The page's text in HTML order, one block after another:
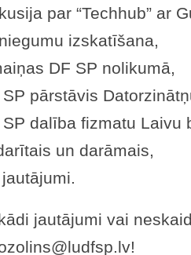
par “Techhub” ar
izskatīšana,
DF SP nolikumā,
SP pārstāvis
SP dalība fizmatu Laivu
un darāmais,
jautājumi vai